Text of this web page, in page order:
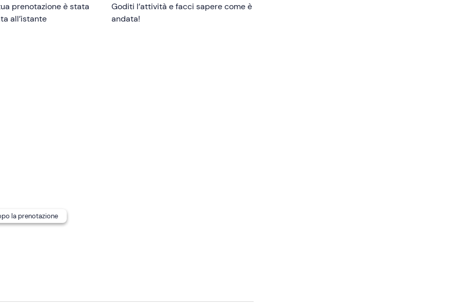
prenotazione è stata
all’istante
Goditi l’attività e facci sapere come è
andata!
la prenotazione